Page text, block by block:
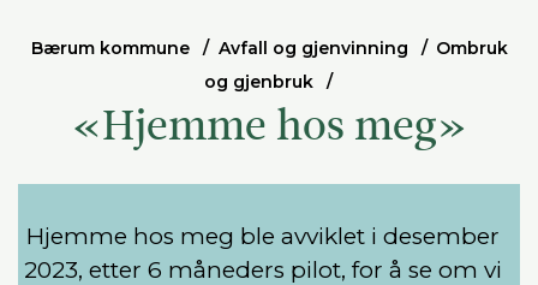
Bærum kommune Avfall og gjenvinning
Ombruk
og gjenbruk
«Hjemme hos meg»
Hjemme hos meg ble avviklet i desember
2023, etter 6 måneders pilot, for å se om vi